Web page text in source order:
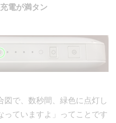
電が満タン
図で、数秒間、緑色に点灯し
っていますよ」ってことです